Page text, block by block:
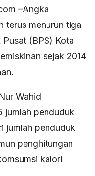
–Angka
terus menurun tiga
(BPS) Kota
sejak 2014
Wahid
jumlah penduduk
jumlah penduduk
penghitungan
kalori